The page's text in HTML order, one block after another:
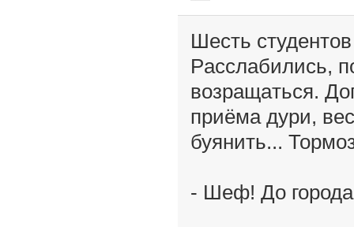
Шесть
Рaсслaбились,
возрaщaться.
приёмa дури,
буянить...
- Шеф! До